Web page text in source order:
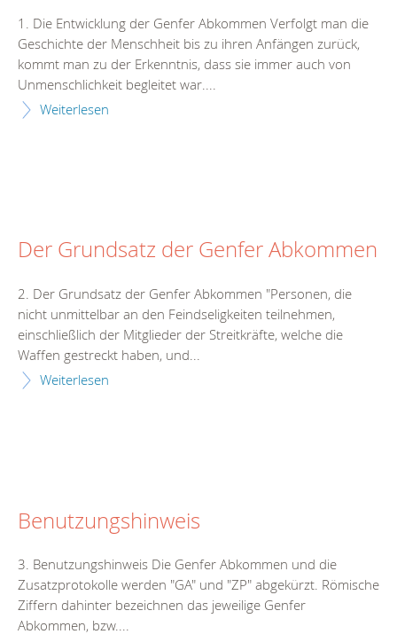
1. Die Entwicklung der Genfer Abkommen Verfolgt man die
Geschichte der Menschheit bis zu ihren Anfängen zurück,
kommt man zu der Erkenntnis, dass sie immer auch von
Unmenschlichkeit begleitet war....
Weiterlesen
Der Grundsatz der Genfer Abkommen
2. Der Grundsatz der Genfer Abkommen "Personen, die
nicht unmittelbar an den Feindseligkeiten teilnehmen,
einschließlich der Mitglieder der Streitkräfte, welche die
Waffen gestreckt haben, und...
Weiterlesen
Benutzungshinweis
3. Benutzungshinweis Die Genfer Abkommen und die
Zusatzprotokolle werden "GA" und "ZP" abgekürzt. Römische
Ziffern dahinter bezeichnen das jeweilige Genfer
Abkommen, bzw....